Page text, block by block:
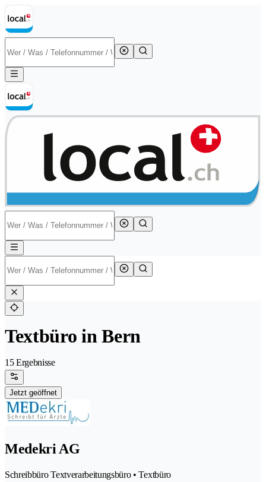
Textbüro in Bern
15 Ergebnisse
Jetzt geöffnet
Medekri AG
Schreibbüro Textverarbeitungsbüro • Textbüro